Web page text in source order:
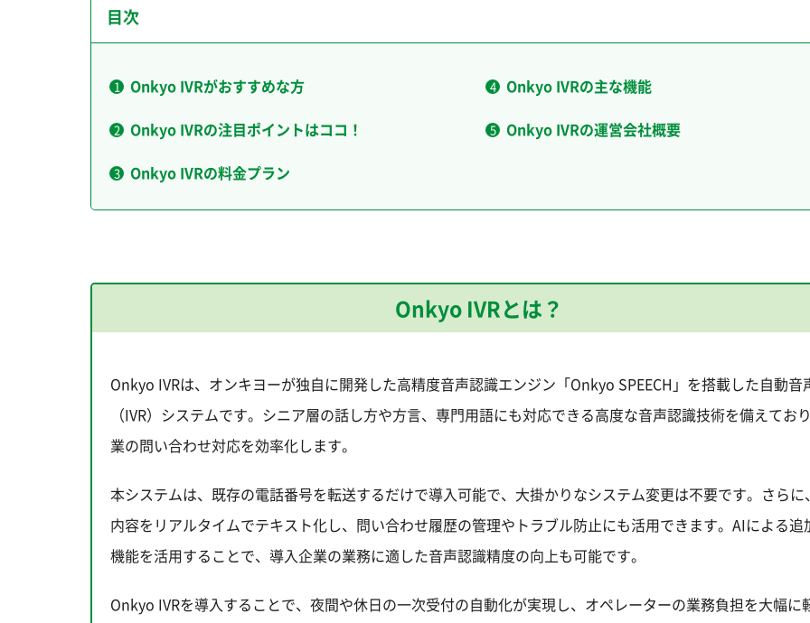
目次
Onkyo IVRがおすすめな方
Onkyo IVRの注目ポイントはココ！
Onkyo IVRの料金プラン
Onkyo IVRの主な機能
Onkyo IVRの運営会社概要
Onkyo IVRとは？
Onkyo IVRは、オンキヨーが独自に開発した高精度音声認識エンジン「Onkyo SPEECH」を搭載した自動音
（IVR）システムです。シニア層の話し方や方言、専門用語にも対応できる高度な音声認識技術を備えてお
業の問い合わせ対応を効率化します。
本システムは、既存の電話番号を転送するだけで導入可能で、大掛かりなシステム変更は不要です。さらに
内容をリアルタイムでテキスト化し、問い合わせ履歴の管理やトラブル防止にも活用できます。AIによる追
機能を活用することで、導入企業の業務に適した音声認識精度の向上も可能です。
Onkyo IVRを導入することで、夜間や休日の一次受付の自動化が実現し、オペレーターの業務負担を大幅に